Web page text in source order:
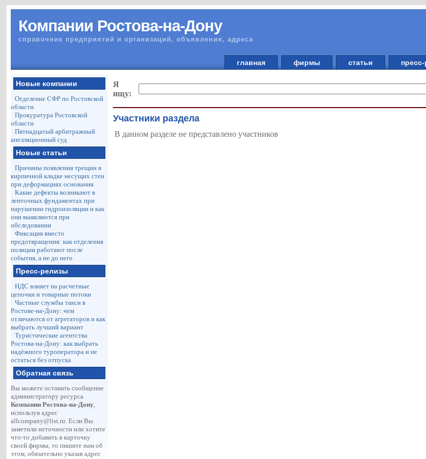
Компании Ростова-на-Дону
справочник предприятий и организаций, объявления, адреса
главная фирмы статьи
Новые компании
Отделение СФР по Ростовской
области
Прокуратура Ростовской
области
Пятнадцатый арбитражный
апелляционный суд
Новые статьи
Причины появления трещин в
кирпичной кладке несущих стен
при деформациях основания
Какие дефекты возникают в
ленточных фундаментах при
нарушении гидроизоляции и как
они выявляются при
обследовании
Фиксация вместо
предотвращения: как отделения
полиции работают после
события, а не до него
Пресс-релизы
НДС влияет на расчетные
цепочки и товарные потоки
Частные службы такси в
Ростове-на-Дону: чем
отличаются от агрегаторов и как
выбрать лучший вариант
Туристические агентства
Ростова-на-Дону: как выбрать
надёжного туроператора и не
остаться без отпуска
Обратная связь
Вы можете оставить сообщение
администратору ресурса
Компании Ростова-на-Дону,
используя адрес
allcompany@list.ru. Если Вы
заметили неточности или хотите
что-то добавить в карточку
своей фирмы, то пишите нам об
этом, обязательно указав адрес
Я
ищу:
Участники раздела
В данном разделе не представлено участников